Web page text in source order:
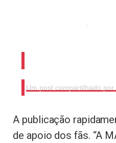
Um post compartilhado
A publicação
de apoio dos fãs. “A